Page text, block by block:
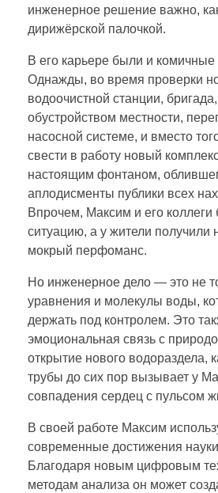
инженерное решение важно,
дирижёрской палочкой.
В его карьере были и комичные
Однажды, во время проверки
водоочистной станции,
обустройством местности,
насосной системе, и вместо
свести в работу новый
настоящим фонтаном,
аплодисменты публики всех
Впрочем, Максим и его коллеги
ситуацию, а у жители
мокрый перфоманс.
Но инженерное дело — это не
уравнения и молекулы воды,
держать под контролем. Это
эмоциональная связь с
открытие нового водораздела,
трубы до сих пор вызывает у
совпадения сердец с пульсом
В своей работе Максим
современные достижения
Благодаря новым цифровым
методам анализа он может